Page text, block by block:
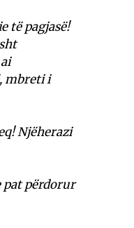
të pagjasë!
mbreti i
Njëherazi
pat përdorur